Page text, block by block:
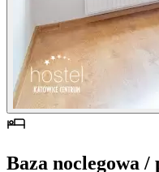
Baza noclegowa /